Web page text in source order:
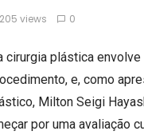
205 views 0
cirurgia plástica
e, como
Milton Seigi
por uma avaliação